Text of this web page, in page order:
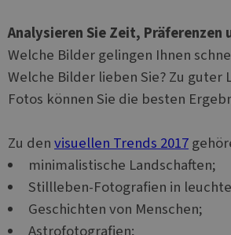
Analysieren Sie Zeit, Präferenzen
Welche Bilder gelingen Ihnen
Welche Bilder lieben Sie? Zu guter
Fotos können Sie die besten
Zu denvisuellen Trends 2017
minimalistische Landschaften;
Stillleben-Fotografien in
Geschichten von Menschen;